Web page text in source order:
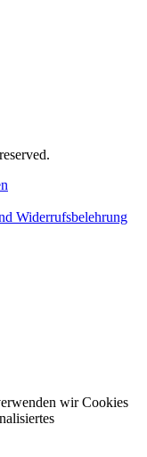
Widerrufsbelehrung
wir Cookies